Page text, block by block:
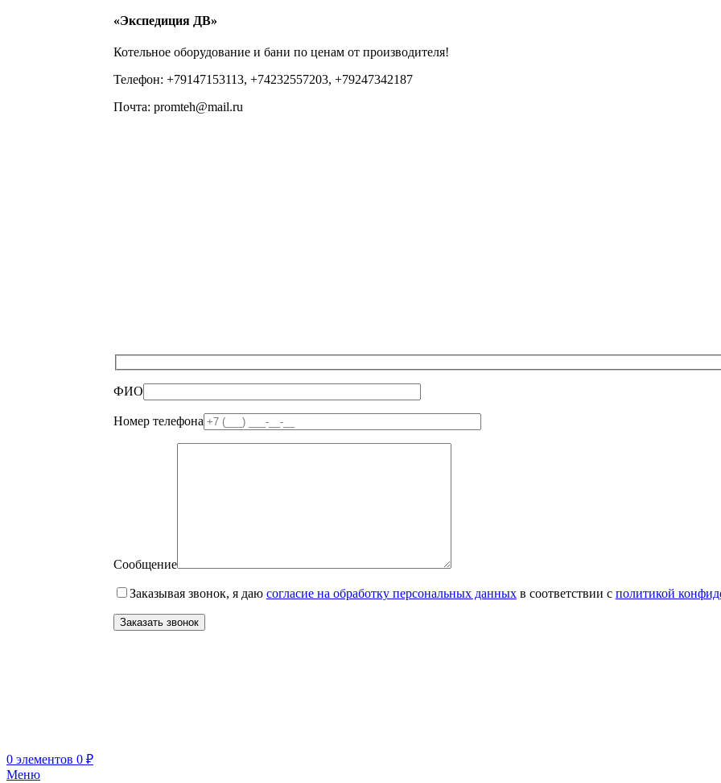
«Экспедиция ДВ»
Котельное оборудование и бани по ценам от производителя!
Телефон: +79147153113, +74232557203, +79247342187
Почта: promteh@mail.ru
ФИО
Номер телефона
Сообщение
Заказывая звонок, я даю согласие на обработку персональных данныхв соответствии с политикой
0 элементов 0 ₽
Меню